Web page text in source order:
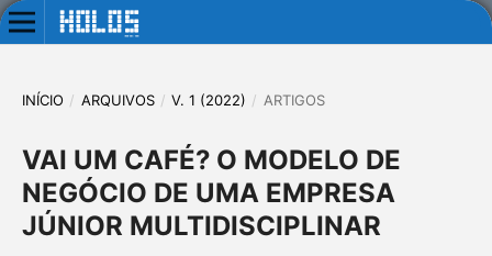
INÍCIO / ARQUIVOS / V. 1 (2022) / ARTIGOS
VAI UM CAFÉ? O MODELO DE
NEGÓCIO DE UMA EMPRESA
JÚNIOR MULTIDISCIPLINAR